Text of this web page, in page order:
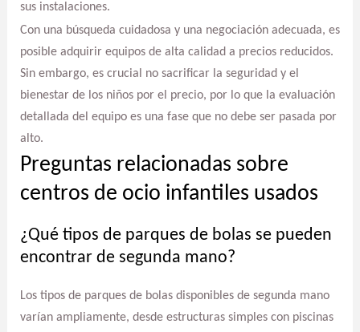
sus instalaciones.
Con una búsqueda cuidadosa y una negociación adecuada, es
posible adquirir equipos de alta calidad a precios reducidos.
Sin embargo, es crucial no sacrificar la seguridad y el
bienestar de los niños por el precio, por lo que la evaluación
detallada del equipo es una fase que no debe ser pasada por
alto.
Preguntas relacionadas sobre
centros de ocio infantiles usados
¿Qué tipos de parques de bolas se pueden
encontrar de segunda mano?
Los tipos de parques de bolas disponibles de segunda mano
varían ampliamente, desde estructuras simples con piscinas